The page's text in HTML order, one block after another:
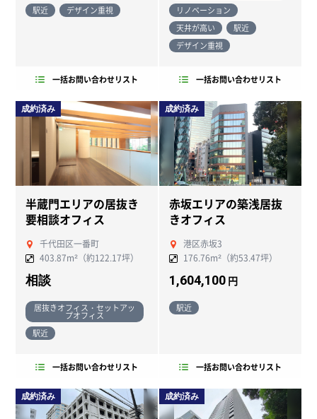
駅近
デザイン重視
一括お問い合わせリスト
リノベーション
天井が高い
駅近
デザイン重視
一括お問い合わせリスト
成約済み
半蔵門エリアの居抜き
要相談オフィス
千代田区一番町
403.87m²（約122.17坪）
相談
居抜きオフィス・セットアッ
プオフィス
駅近
一括お問い合わせリスト
成約済み
赤坂エリアの築浅居抜
きオフィス
港区赤坂3
176.76m²（約53.47坪）
1,604,100 円
駅近
一括お問い合わせリスト
成約済み 成約済み